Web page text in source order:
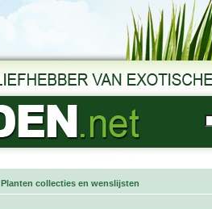
Planten collecties en wenslijsten